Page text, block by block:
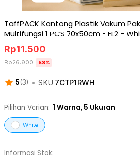
TaffPACK Kantong Plastik Vakum
Multifungsi 1 PCS 70x50cm - FL2 -
5(3) • SKU 7CTP1RWH
Rp11.500
Rp26.900 58%
Pilihan Varian: 1 Warna, 5 Ukuran
White
Informasi Stok: